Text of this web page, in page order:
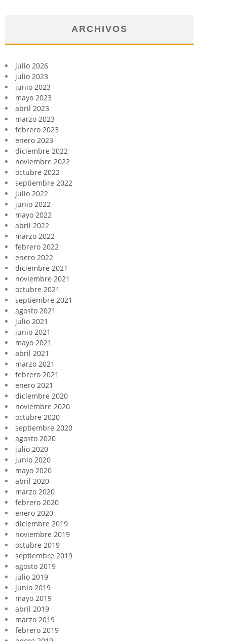
ARCHIVOS
julio 2026
julio 2023
junio 2023
mayo 2023
abril 2023
marzo 2023
febrero 2023
enero 2023
diciembre 2022
noviembre 2022
octubre 2022
septiembre 2022
julio 2022
junio 2022
mayo 2022
abril 2022
marzo 2022
febrero 2022
enero 2022
diciembre 2021
noviembre 2021
octubre 2021
septiembre 2021
agosto 2021
julio 2021
junio 2021
mayo 2021
abril 2021
marzo 2021
febrero 2021
enero 2021
diciembre 2020
noviembre 2020
octubre 2020
septiembre 2020
agosto 2020
julio 2020
junio 2020
mayo 2020
abril 2020
marzo 2020
febrero 2020
enero 2020
diciembre 2019
noviembre 2019
octubre 2019
septiembre 2019
agosto 2019
julio 2019
junio 2019
mayo 2019
abril 2019
marzo 2019
febrero 2019